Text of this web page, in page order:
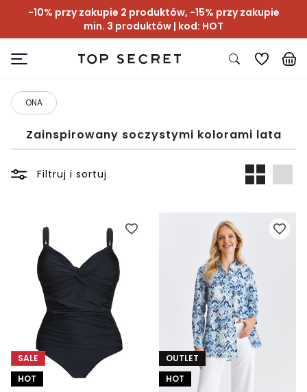
-10% przy zakupie 2 produktów, -15% przy zakupie
min. 3 produktów | kod: HOT
ONA
Zainspirowany soczystymi kolorami lata
Filtruj i sortuj
SALE
HOT
OUTLET
HOT